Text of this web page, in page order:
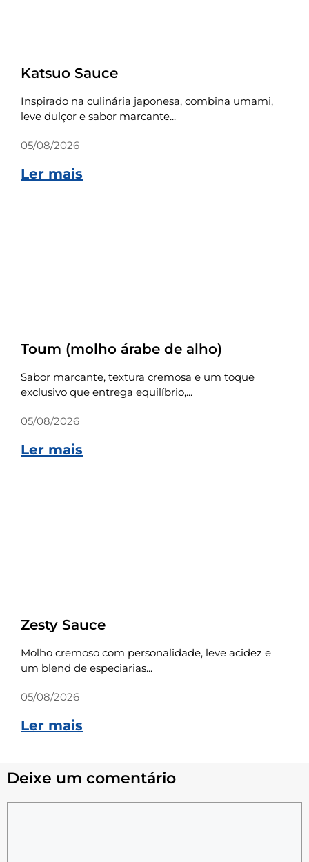
Katsuo Sauce
Inspirado na culinária japonesa, combina umami,
leve dulçor e sabor marcante...
05/08/2026
Ler mais
Toum (molho árabe de alho)
Sabor marcante, textura cremosa e um toque
exclusivo que entrega equilíbrio,...
05/08/2026
Ler mais
Zesty Sauce
Molho cremoso com personalidade, leve acidez e
um blend de especiarias...
05/08/2026
Ler mais
Deixe um comentário